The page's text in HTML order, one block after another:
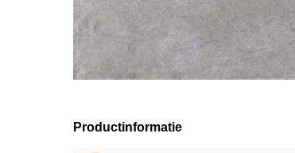
Productinformatie